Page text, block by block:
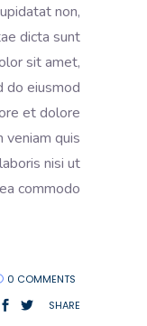
non,
dicta sunt
sit amet,
do eiusmod
et dolore
veniam quis
nisi ut
commodo.
0 COMMENTS
SHARE